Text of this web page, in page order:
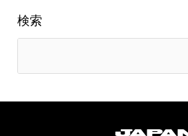
検索